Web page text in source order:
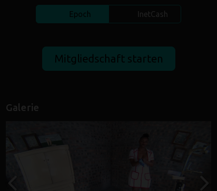
Epoch InetCash
Galerie